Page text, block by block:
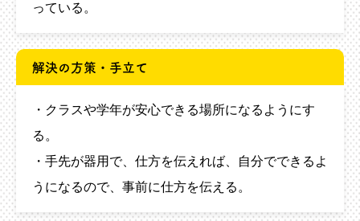
っている。
解決の方策・手立て
・クラスや学年が安心できる場所になるようにす
る。
・手先が器用で、仕方を伝えれば、自分でできるよ
うになるので、事前に仕方を伝える。